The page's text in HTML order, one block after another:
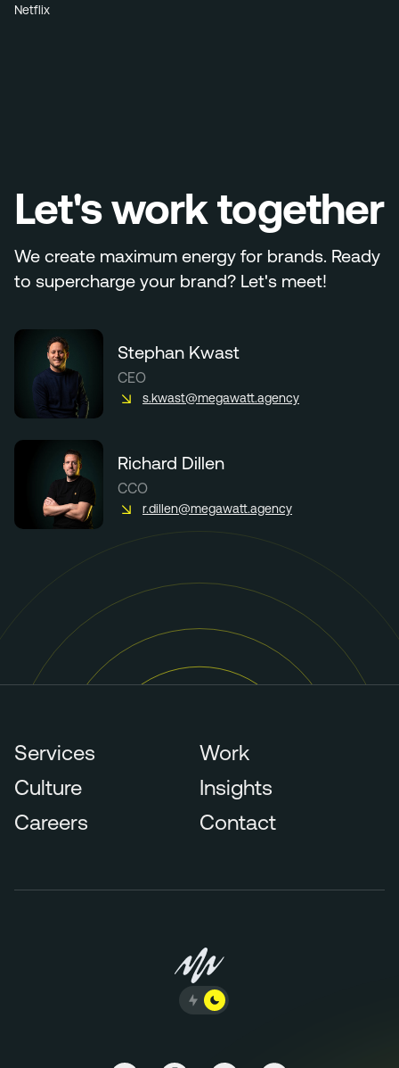
Netflix
Let's work together
We create maximum energy for brands. Ready
to supercharge your brand? Let's meet!
Stephan Kwast
CEO
s.kwast@megawatt.agency
Richard Dillen
CCO
r.dillen@megawatt.agency
Services
Work
Culture
Insights
Careers
Contact